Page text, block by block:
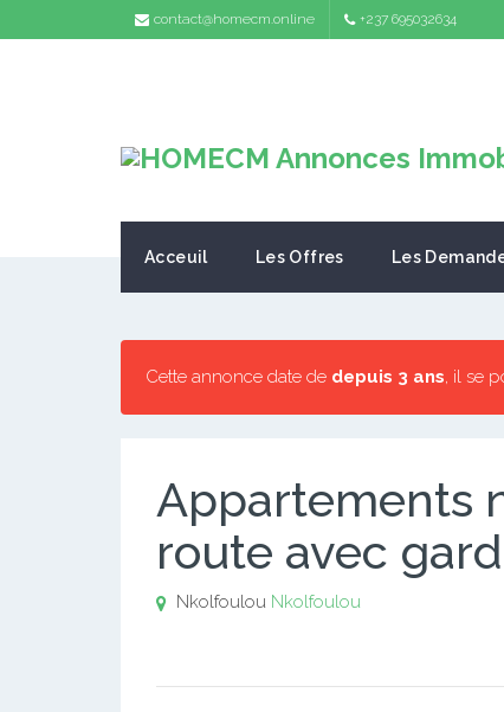
contact@homecm.online +237 695032634
Acceuil Les Offres Les
Cette annonce date de depuis 3 ans, il se
Appartements
route avec
Nkolfoulou Nkolfoulou